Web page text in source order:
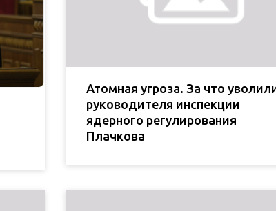
Атомная угроза. За что
руководителя инспекции
ядерного регулирования
Плачкова